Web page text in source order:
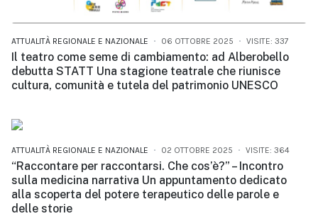
ATTUALITÀ REGIONALE E NAZIONALE 06 OTTOBRE 2025 VISITE: 337
Il teatro come seme di cambiamento: ad Alberobello
debutta STATT Una stagione teatrale che riunisce
cultura, comunità e tutela del patrimonio UNESCO
ATTUALITÀ REGIONALE E NAZIONALE 02 OTTOBRE 2025 VISITE: 364
“Raccontare per raccontarsi. Che cos’è?” – Incontro
sulla medicina narrativa Un appuntamento dedicato
alla scoperta del potere terapeutico delle parole e
delle storie